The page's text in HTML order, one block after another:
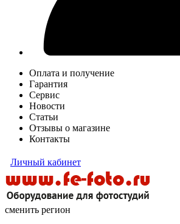
Оплата и получение
Гарантия
Сервис
Новости
Статьи
Отзывы о магазине
Контакты
Личный кабинет
сменить регион